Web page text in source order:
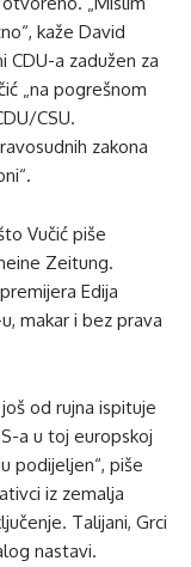
kaže David
CDU-a zadužen za
„na pogrešnom
CSU.
zakona
Vučić piše
Zeitung.
Edija
makar i bez prava
od rujna ispituje
a u toj europskoj
podijeljen“, piše
iz zemalja
Talijani, Grci
nastavi.